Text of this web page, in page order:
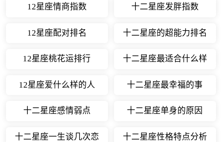
12星座情商指数 十二星座发胖指数
12星座配对排名 十二星座的超能力排名
12星座桃花运排行 十二星座最适合什么样
的职业
12星座爱什么样的人 十二星座最幸福的事
十二星座感情弱点 十二星座单身的原因
十二星座一生谈几次恋 十二星座性格特点分析